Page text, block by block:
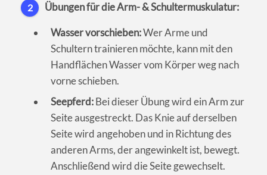
2 Übungen für die Arm- & Schultermuskulatur:
Wasser vorschieben:Wer Arme und
Schultern trainieren möchte, kann mit den
Handflächen Wasser vom Körper weg nach
vorne schieben.
Seepferd:Bei dieser Übung wird ein Arm zur
Seite ausgestreckt. Das Knie auf derselben
Seite wird angehoben und in Richtung des
anderen Arms, der angewinkelt ist, bewegt.
Anschließend wird die Seite gewechselt.